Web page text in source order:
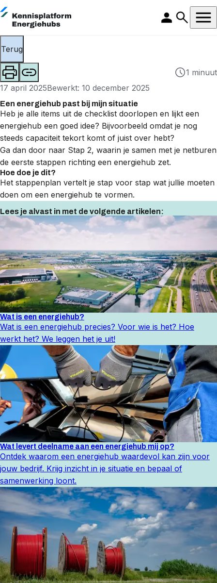
Terug
1 minuut
17 april 2025Bewerkt: 10 december 2025
Een energiehub past bij mijn situatie
Heb je alle items uit de checklist doorlopen en lijkt een
energiehub een goed idee? Bijvoorbeeld omdat je nog
steeds capaciteit tekort komt of juist over hebt?
Ga dan door naar Stap 2, waarin je samen met je netburen
de eerste stappen richting een energiehub zet.
Hoe doe je dit?
Het stappenplan vertelt je stap voor stap wat jullie moeten
doen om een energiehub te vormen.
Lees je alvast in met de volgende artikelen:
Wat is een energiehub?
Wat is een energiehub precies? Voor wie is het? Hoe
werkt het? We leggen het je uit!
Wat levert deelname aan een energiehub mij op?
Ontdek waarom een energiehub waardevol kan zijn voor
jouw bedrijf. Krijg inzicht in je situatie en bepaal of
samenwerking loont.